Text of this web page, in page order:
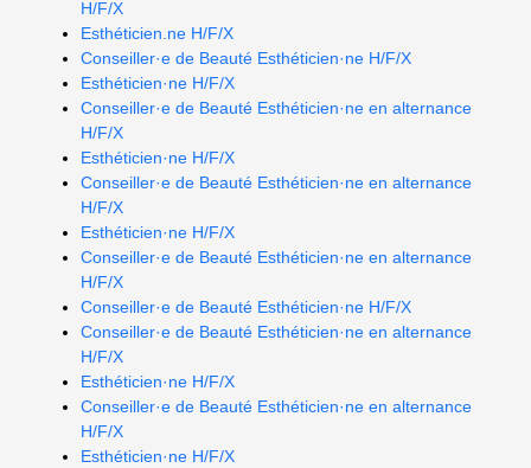
H/F/X
Esthéticien.ne H/F/X
Conseiller·e de Beauté Esthéticien·ne H/F/X
Esthéticien·ne H/F/X
Conseiller·e de Beauté Esthéticien·ne en alternance
H/F/X
Esthéticien·ne H/F/X
Conseiller·e de Beauté Esthéticien·ne en alternance
H/F/X
Esthéticien·ne H/F/X
Conseiller·e de Beauté Esthéticien·ne en alternance
H/F/X
Conseiller·e de Beauté Esthéticien·ne H/F/X
Conseiller·e de Beauté Esthéticien·ne en alternance
H/F/X
Esthéticien·ne H/F/X
Conseiller·e de Beauté Esthéticien·ne en alternance
H/F/X
Esthéticien·ne H/F/X